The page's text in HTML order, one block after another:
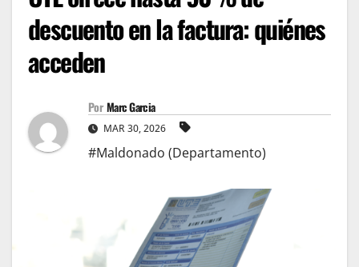
descuento en la factura: quiénes
acceden
Por Marc Garcia
MAR 30, 2026
#Maldonado (Departamento)